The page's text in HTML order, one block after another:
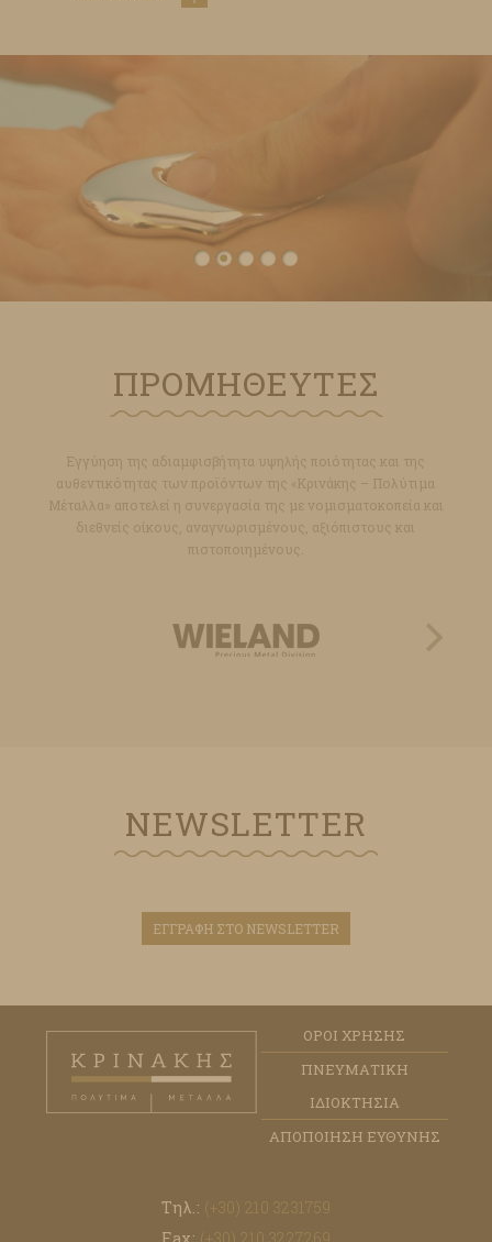
ΠΡΟΜΗΘΕΥΤΕΣ
Εγγύηση της αδιαμφισβήτητα υψηλής ποιότητας και της
αυθεντικότητας των προϊόντων της «Κρινάκης – Πολύτιμα
Μέταλλα» αποτελεί η συνεργασία της με νομισματοκοπεία και
διεθνείς οίκους, αναγνωρισμένους, αξιόπιστους και
πιστοποιημένους.
NEWSLETTER
ΕΓΓΡΑΦΗ ΣΤΟ NEWSLETTER
ΟΡΟΙ ΧΡΗΣΗΣ
ΠΝΕΥΜΑΤΙΚΗ
ΙΔΙΟΚΤΗΣΙΑ
ΑΠΟΠΟΙΗΣΗ ΕΥΘΥΝΗΣ
Τηλ.: (+30) 210 3231759